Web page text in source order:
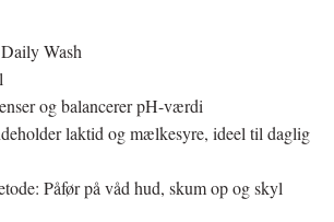
Wash
og balancerer pH-værdi
laktid og mælkesyre, ideel til daglig
Påfør på våd hud, skum op og skyl